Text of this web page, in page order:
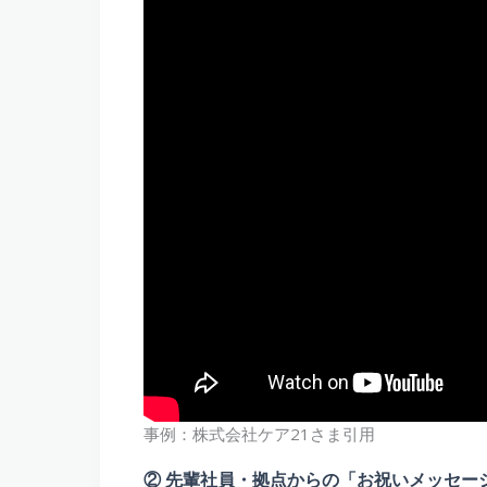
事例：株式会社ケア21さま引用
② 先輩社員・拠点からの「お祝いメッセー